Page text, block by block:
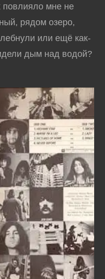
повлияло мне не
рядом озеро,
или ещё как-
дым над водой?